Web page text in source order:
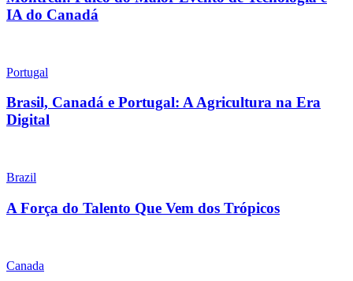
IA do Canadá
Portugal
Brasil, Canadá e Portugal: A Agricultura na Era
Digital
Brazil
A Força do Talento Que Vem dos Trópicos
Canada